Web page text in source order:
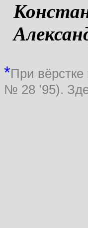
*При
№ 28 ’95).